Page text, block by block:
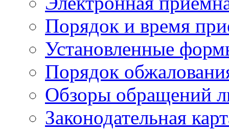
Порядок и время
Установленные
Порядок
Обзоры обращений
Законодательная